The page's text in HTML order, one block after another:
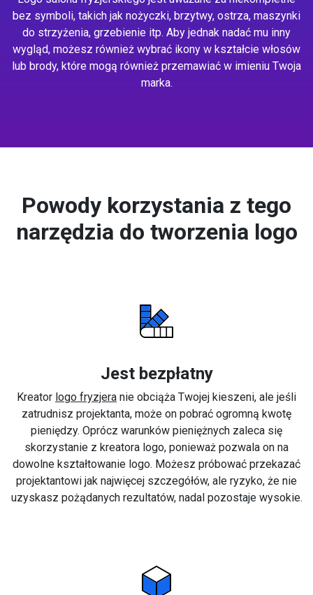
bez symboli, takich jak nożyczki, brzytwy, ostrza, maszynki
do strzyżenia, grzebienie itp. Aby jednak nadać mu inny
wygląd, możesz również wybrać ikony w kształcie włosów
lub brody, które mogą również przemawiać w imieniu Twoja
marka.
Powody korzystania z tego
narzędzia do tworzenia logo
Jest bezpłatny
Kreator logo fryzjera nie obciąża Twojej kieszeni, ale jeśli
zatrudnisz projektanta, może on pobrać ogromną kwotę
pieniędzy. Oprócz warunków pieniężnych zaleca się
skorzystanie z kreatora logo, ponieważ pozwala on na
dowolne kształtowanie logo. Możesz próbować przekazać
projektantowi jak najwięcej szczegółów, ale ryzyko, że nie
uzyskasz pożądanych rezultatów, nadal pozostaje wysokie.